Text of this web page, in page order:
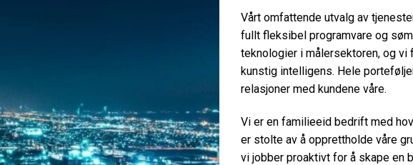
Vårt omfattende utvalg av
fullt fleksibel programvare og
teknologier i målersektoren, og
kunstig intelligens. Hele
relasjoner med kundene våre.
Vi er en familieeid bedrift med
er stolte av å opprettholde våre
vi jobber proaktivt for å skape en